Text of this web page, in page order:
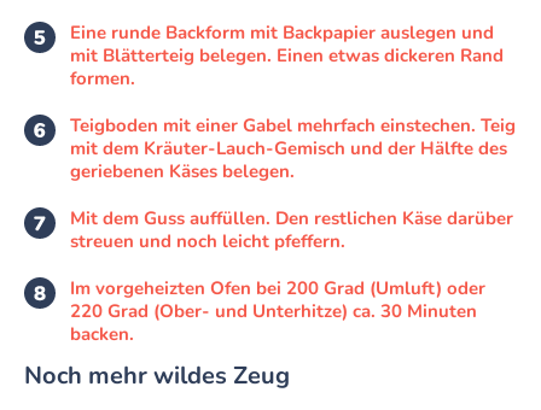
Eine runde Backform mit Backpapier auslegen und
mit Blätterteig belegen. Einen etwas dickeren Rand
formen.
Teigboden mit einer Gabel mehrfach einstechen. Teig
mit dem Kräuter-Lauch-Gemisch und der Hälfte des
geriebenen Käses belegen.
Mit dem Guss auffüllen. Den restlichen Käse darüber
streuen und noch leicht pfeffern.
Im vorgeheizten Ofen bei 200 Grad (Umluft) oder
220 Grad (Ober- und Unterhitze) ca. 30 Minuten
backen.
Noch mehr wildes Zeug